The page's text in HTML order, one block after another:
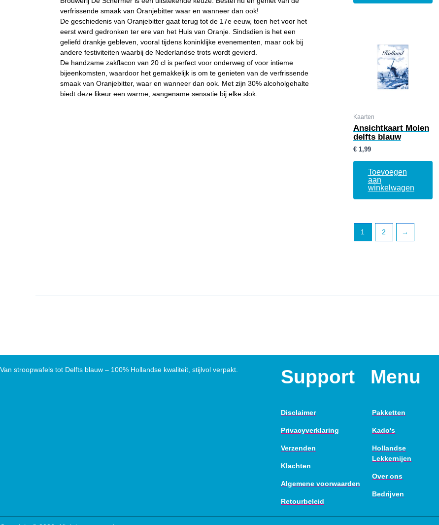
verfrissende smaak van Oranjebitter waar en wanneer dan ook!
De geschiedenis van Oranjebitter gaat terug tot de 17e eeuw, toen het voor het
eerst werd gedronken ter ere van het Huis van Oranje. Sindsdien is het een
geliefd drankje gebleven, vooral tijdens koninklijke evenementen, maar ook bij
andere festiviteiten waarbij de Nederlandse trots wordt gevierd.
De handzame zakflacon van 20 cl is perfect voor onderweg of voor intieme
bijeenkomsten, waardoor het gemakkelijk is om te genieten van de verfrissende
smaak van Oranjebitter, waar en wanneer dan ook. Met zijn 30% alcoholgehalte
biedt deze likeur een warme, aangename sensatie bij elke slok.
Kaarten
Ansichtkaart Molen
delfts blauw
€1,99
Toevoegen
aan
winkelwagen
1 2 →
Van stroopwafels tot Delfts blauw – 100% Hollandse kwaliteit, stijlvol verpakt. Support
Disclaimer
Privacyverklaring
Verzenden
Klachten
Algemene voorwaarden
Retourbeleid
Menu
Pakketten
Kado's
Hollandse
Lekkernijen
Over ons
Bedrijven